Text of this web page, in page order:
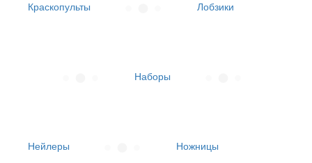
Краскопульты Лобзики
Наборы
Нейлеры Ножницы